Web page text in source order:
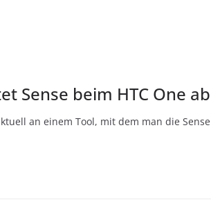
Sense beim HTC One ab
an einem Tool, mit dem man die